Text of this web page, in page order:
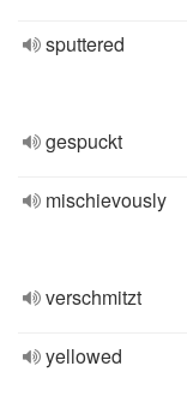
sputtered
gespuckt
mischievously
verschmitzt
yellowed